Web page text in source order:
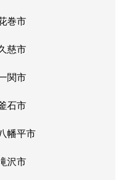
巻市
慈市
関市
石市
幡平市
沢市